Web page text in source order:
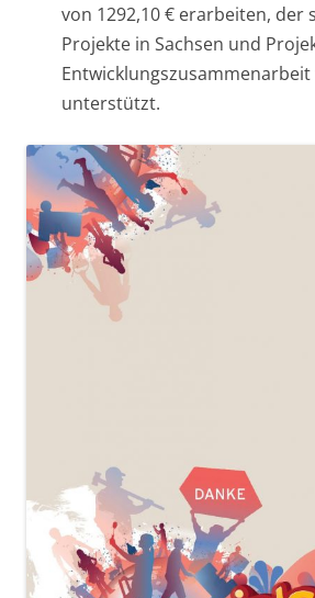
von 1292,10 € erarbeiten, der
Projekte in Sachsen und
unterstützt.